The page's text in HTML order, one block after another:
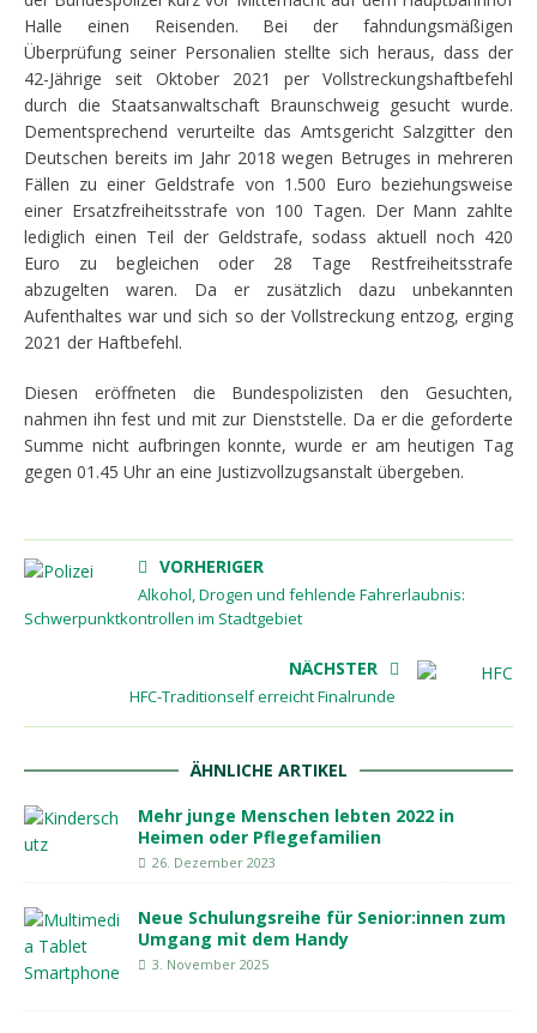
Halle einen Reisenden. Bei der fahndungsmäßigen
Überprüfung seiner Personalien stellte sich heraus, dass der
42-Jährige seit Oktober 2021 per Vollstreckungshaftbefehl
durch die Staatsanwaltschaft Braunschweig gesucht wurde.
Dementsprechend verurteilte das Amtsgericht Salzgitter den
Deutschen bereits im Jahr 2018 wegen Betruges in mehreren
Fällen zu einer Geldstrafe von 1.500 Euro beziehungsweise
einer Ersatzfreiheitsstrafe von 100 Tagen. Der Mann zahlte
lediglich einen Teil der Geldstrafe, sodass aktuell noch 420
Euro zu begleichen oder 28 Tage Restfreiheitsstrafe
abzugelten waren. Da er zusätzlich dazu unbekannten
Aufenthaltes war und sich so der Vollstreckung entzog, erging
2021 der Haftbefehl.
Diesen eröffneten die Bundespolizisten den Gesuchten,
nahmen ihn fest und mit zur Dienststelle. Da er die geforderte
Summe nicht aufbringen konnte, wurde er am heutigen Tag
gegen 01.45 Uhr an eine Justizvollzugsanstalt übergeben.
VORHERIGER
Alkohol, Drogen und fehlende Fahrerlaubnis:
Schwerpunktkontrollen im Stadtgebiet
NÄCHSTER
HFC-Traditionself erreicht Finalrunde
ÄHNLICHE ARTIKEL
Mehr junge Menschen lebten 2022 in
Heimen oder Pflegefamilien
26. Dezember 2023
Neue Schulungsreihe für Senior:innen zum
Umgang mit dem Handy
3. November 2025